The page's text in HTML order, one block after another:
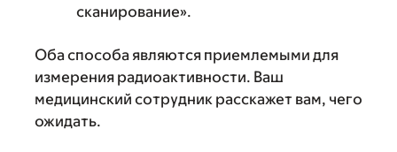
сканирование».
Оба способа являются приемлемыми для
измерения радиоактивности. Ваш
медицинский сотрудник расскажет вам, чего
ожидать.